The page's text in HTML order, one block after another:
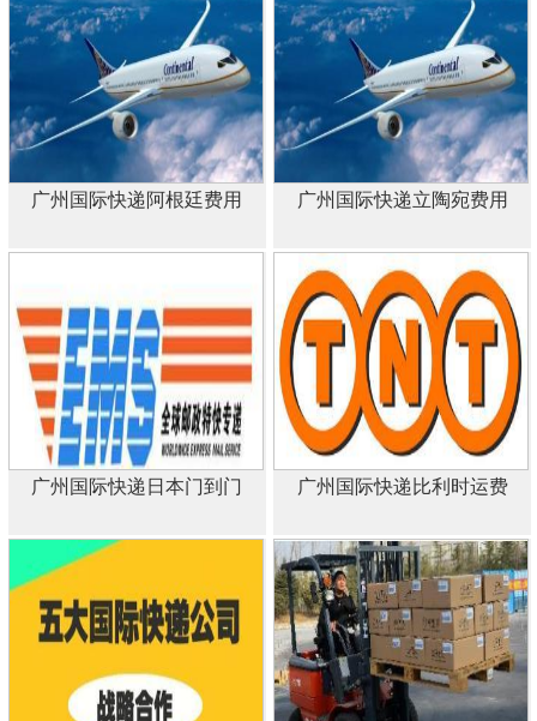
广州国际快递阿根廷费用 广州国际快递立陶宛费用
广州国际快递日本门到门 广州国际快递比利时运费